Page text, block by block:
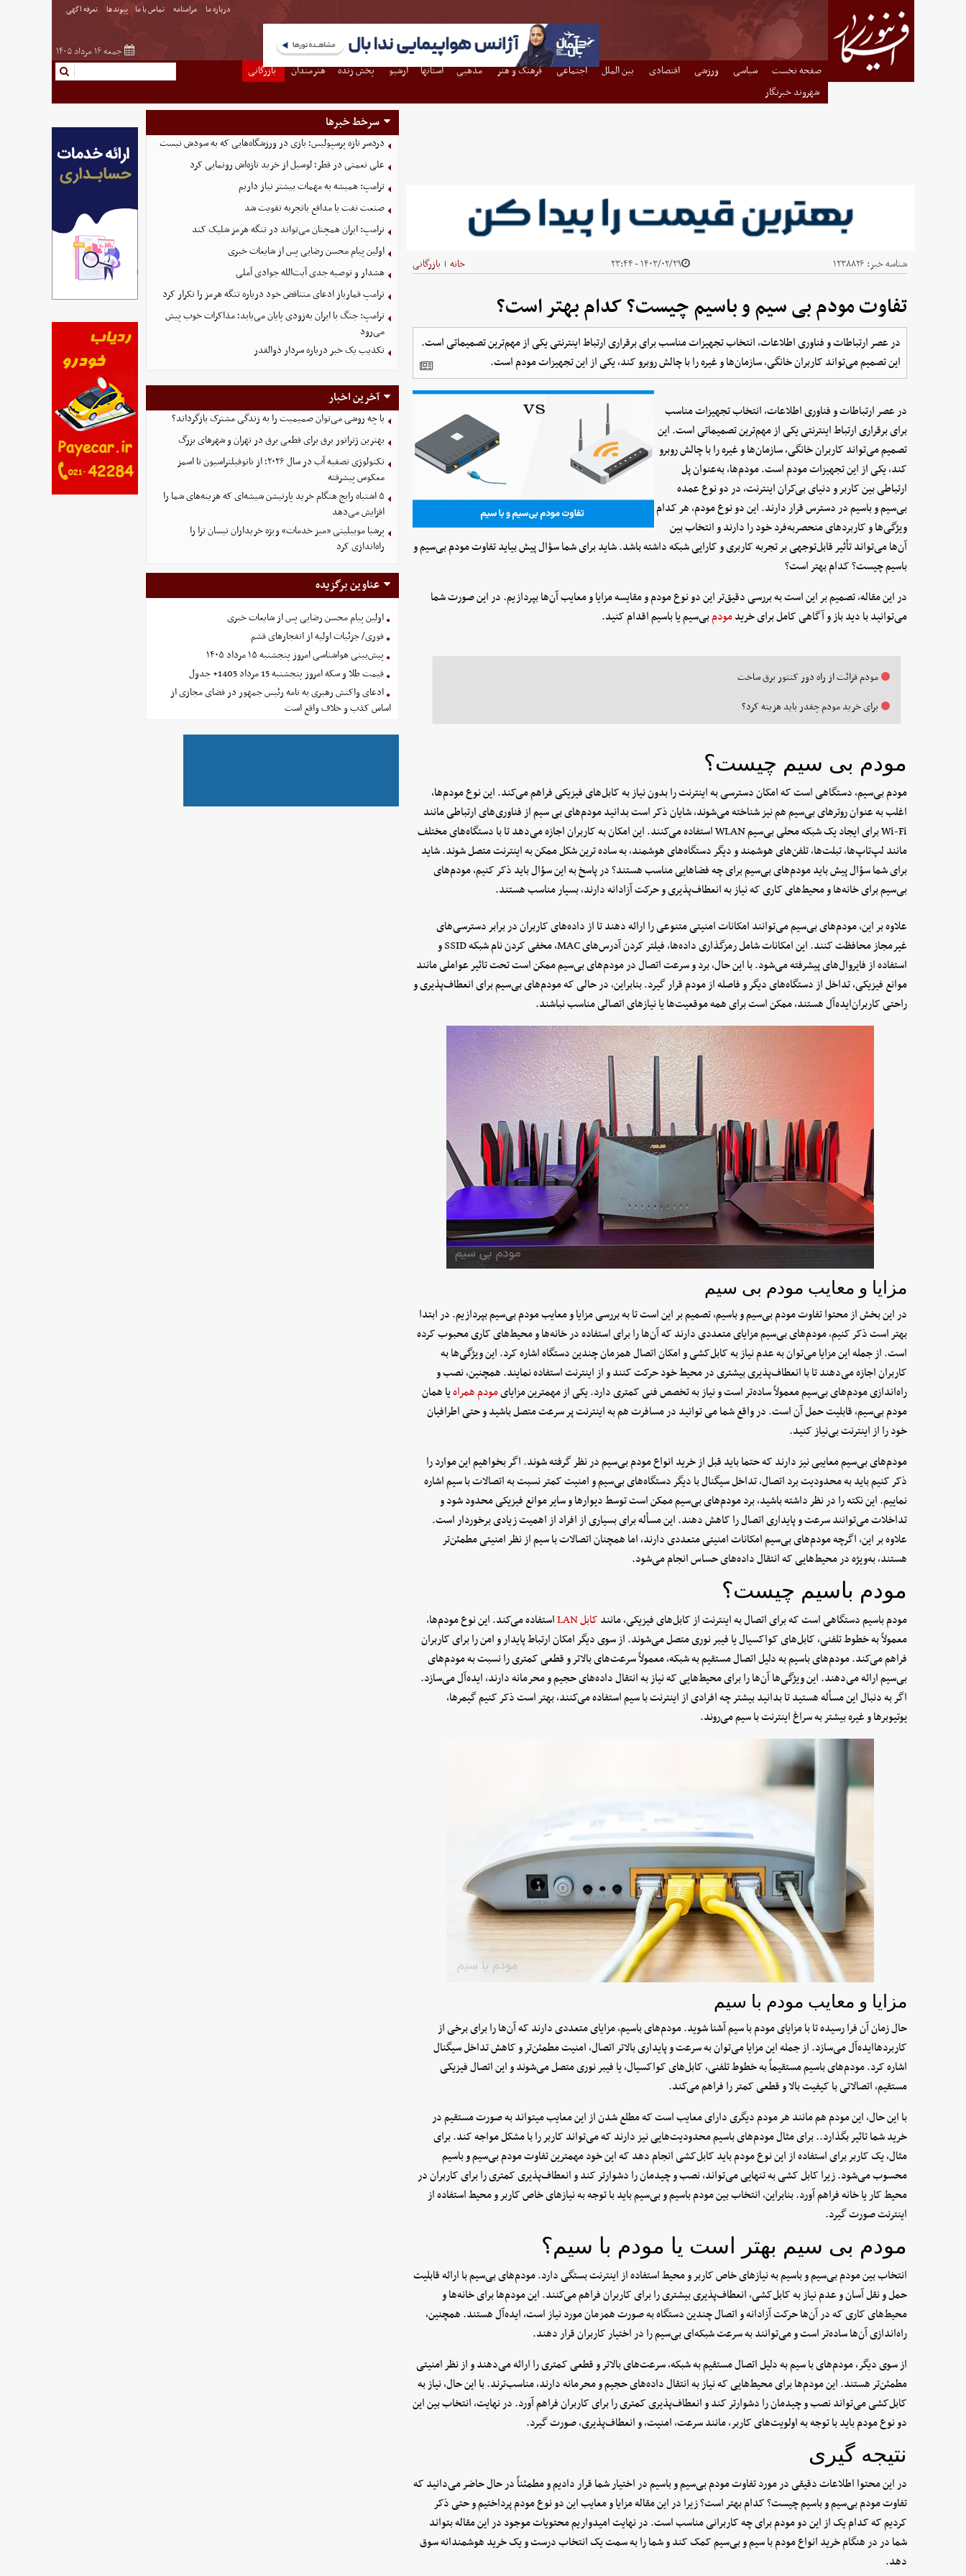
درباره ما مرامنامه تماس با ما پیوندها تعرفه اگهی
جمعه ۱۶ مرداد ۱۴۰۵
صفحه نخست سیاسی ورزشی اقتصادی بین الملل اجتماعی فرهنگ و هنر مذهبی استانها آرشیو پخش زنده هنرمندان
بازرگانی
شهروند خبرنگار
شناسه خبر: ۱۲۳۸۸۲۶ ۱۴۰۳/۰۲/۲۹ - ۲۳:۴۴ خانه | بازرگانی
تفاوت مودم بی سیم و باسیم چیست؟ کدام بهتر است؟
در عصر ارتباطات و فناوری اطلاعات، انتخاب تجهیزات مناسب برای برقراری ارتباط اینترنتی یکی از مهم‌ترین تصمیماتی است.
این تصمیم می‌تواند کاربران خانگی، سازمان‌ها و غیره را با چالش روبرو کند، یکی از این تجهیزات مودم است.
در عصر ارتباطات و فناوری اطلاعات، انتخاب تجهیزات مناسب
برای برقراری ارتباط اینترنتی یکی از مهم‌ترین تصمیماتی است. این
تصمیم می‌تواند کاربران خانگی، سازمان‌ها و غیره را با چالش روبرو
کند، یکی از این تجهیزات مودم است. مودم‌ها، به‌عنوان پل
ارتباطی بین کاربر و دنیای بی‌کران اینترنت، در دو نوع عمده
بی‌سیم و باسیم در دسترس قرار دارند. این دو نوع مودم، هر کدام
ویژگی‌ها و کاربرد‌های منحصربه‌فرد خود را دارند و انتخاب بین
آن‌ها می‌تواند تأثیر قابل‌توجهی بر تجربه کاربری و کارایی شبکه داشته باشد. شاید برای شما سؤال پیش بیاید تفاوت مودم بی‌سیم و
باسیم چیست؟ کدام بهتر است؟
در این مقاله، تصمیم بر این است به بررسی دقیق‌تر این دو نوع مودم و مقایسه مزایا و معایب آن‌ها بپردازیم. در این صورت شما
می‌توانید با دید باز و آگاهی کامل برای خریدمودمبی‌سیم یا باسیم اقدام کنید.
مودم قرائت از راه دور کنتور برق ساخت
برای خرید مودم چقدر باید هزینه کرد؟
مودم بی سیم چیست؟
مودم بی‌سیم، دستگاهی است که امکان دسترسی به اینترنت را بدون نیاز به کابل‌های فیزیکی فراهم می‌کند. این نوع مودم‌ها،
اغلب به عنوان روتر‌های بی‌سیم هم نیز شناخته می‌شوند، شایان ذکر است بدانید مودم‌های بی سیم از فناوری‌های ارتباطی مانند
Wi-Fi برای ایجاد یک شبکه محلی بی‌سیم WLAN استفاده می‌کنند. این امکان به کاربران اجازه می‌دهد تا با دستگاه‌های مختلف
مانند لپ‌تاپ‌ها، تبلت‌ها، تلفن‌های هوشمند و دیگر دستگاه‌های هوشمند، به ساده ترین شکل ممکن به اینترنت متصل شوند. شاید
برای شما سؤال پیش باید مودم‌های بی‌سیم برای چه فضا‌هایی مناسب هستند؟ در پاسخ به این سؤال باید ذکر کنیم، مودم‌های
بی‌سیم برای خانه‌ها و محیط‌های کاری که نیاز به انعطاف‌پذیری و حرکت آزادانه دارند، بسیار مناسب هستند.
علاوه بر این، مودم‌های بی‌سیم می‌توانند امکانات امنیتی متنوعی را ارائه دهند تا از داده‌های کاربران در برابر دسترسی‌های
غیرمجاز محافظت کنند. این امکانات شامل رمزگذاری داده‌ها، فیلتر کردن آدرس‌های MAC، مخفی کردن نام شبکه SSID و
استفاده از فایروال‌های پیشرفته می‌شود. با این حال، برد و سرعت اتصال در مودم‌های بی‌سیم ممکن است تحت تاثیر عواملی مانند
موانع فیزیکی، تداخل از دستگاه‌های دیگر و فاصله از مودم قرار گیرد. بنابراین، در حالی که مودم‌های بی‌سیم برای انعطاف‌پذیری و
راحتی کاربران‌ایده‌آل هستند، ممکن است برای همه موقعیت‌ها یا نیاز‌های اتصالی مناسب نباشند.
مزایا و معایب مودم بی سیم
در این بخش از محتوا تفاوت مودم بی‌سیم و باسیم، تصمیم بر این است تا به بررسی مزایا و معایب مودم بی‌سیم بپردازیم. در ابتدا
بهتر است ذکر کنیم، مودم‌های بی‌سیم مزایای متعددی دارند که آن‌ها را برای استفاده در خانه‌ها و محیط‌های کاری محبوب کرده
است. از جمله این مزایا می‌توان به عدم نیاز به کابل‌کشی و امکان اتصال همزمان چندین دستگاه اشاره کرد. این ویژگی‌ها به
کاربران اجازه می‌دهند تا با انعطاف‌پذیری بیشتری در محیط خود حرکت کنند و از اینترنت استفاده نمایند. همچنین، نصب و
راه‌اندازی مودم‌های بی‌سیم معمولاً ساده‌تر است و نیاز به تخصص فنی کمتری دارد. یکی از مهمترین مزایایمودم همراهیا همان
مودم بی‌سیم، قابلیت حمل آن است. در واقع شما می توانید در مسافرت هم به اینترنت پر سرعت متصل باشید و حتی اطرافیان
خود را از اینترنت بی‌نیاز کنید.
مودم‌های بی‌سیم معایبی نیز دارند که حتما باید قبل از خرید انواع مودم بی‌سیم در نظر گرفته شوند. اگر بخواهیم این موارد را
ذکر کنیم باید به محدودیت برد اتصال، تداخل سیگنال با دیگر دستگاه‌های بی‌سیم و امنیت کمتر نسبت به اتصالات با سیم اشاره
نماییم. این نکته را در نظر داشته باشید، برد مودم‌های بی‌سیم ممکن است توسط دیوار‌ها و سایر موانع فیزیکی محدود شود و
تداخلات می‌توانند سرعت و پایداری اتصال را کاهش دهند. این مسأله برای بسیاری از افراد از اهمیت زیادی برخوردار است.
علاوه بر این، اگرچه مودم‌های بی‌سیم امکانات امنیتی متعددی دارند، اما همچنان اتصالات با سیم از نظر امنیتی مطمئن‌تر
هستند، به‌ویژه در محیط‌هایی که انتقال داده‌های حساس انجام می‌شود.
مودم باسیم چیست؟
مودم باسیم دستگاهی است که برای اتصال به اینترنت از کابل‌های فیزیکی، مانندکابل LAN
استفاده می‌کند. این نوع مودم‌ها،
معمولاً به خطوط تلفنی، کابل‌های کواکسیال یا فیبر نوری متصل می‌شوند. از سوی دیگر امکان ارتباط پایدار و امن را برای کاربران
فراهم می‌کند. مودم‌های باسیم به دلیل اتصال مستقیم به شبکه، معمولاً سرعت‌های بالاتر و قطعی کمتری را نسبت به مودم‌های
بی‌سیم ارائه می‌دهند. این ویژگی‌ها آن‌ها را برای محیط‌هایی که نیاز به انتقال داده‌های حجیم و محرمانه دارند، ‌ایده‌آل می‌سازد.
اگر به دنبال این مسأله هستید تا بدانید بیشتر چه افرادی از اینترنت با سیم استفاده می‌کنند، بهتر است ذکر کنیم گیمر‌ها،
یوتیوبر‌ها و غیره بیشتر به سراغ اینترنت با سیم ‌می‌روند.
مزایا و معایب مودم با سیم
حال زمان آن فرا رسیده تا با مزایای مودم با سیم آشنا شوید. مودم‌های باسیم، مزایای متعددی دارند که آن‌ها را برای برخی از
کاربردها‌ایده‌آل می‌سازد. از جمله این مزایا می‌توان به سرعت و پایداری بالاتر اتصال، امنیت مطمئن‌تر و کاهش تداخل سیگنال
اشاره کرد. مودم‌های باسیم مستقیماً به خطوط تلفنی، کابل‌های کواکسیال، یا فیبر نوری متصل می‌شوند و این اتصال فیزیکی
مستقیم، اتصالاتی با کیفیت بالا و قطعی کمتر را فراهم می‌کند.
با این حال، این مودم هم مانند هر مودم دیگری دارای معایب است که مطلع شدن از این معایب میتواند به صورت مستقیم در
خرید شما تاثیر بگذارد.. برای مثال مودم‌های باسیم محدودیت‌هایی نیز دارند که می‌تواند کاربر را با مشکل مواجه کند. برای
مثال، یک کاربر برای استفاده از این نوع مودم باید کابل‌کشی انجام دهد که این خود مهمترین تفاوت مودم بی‌سیم و باسیم
محسوب می‌شود. زیرا کابل کشی به تنهایی می‌تواند، نصب و چیدمان را دشوارتر کند و انعطاف‌پذیری کمتری را برای کاربران در
محیط کار یا خانه فراهم آورد. بنابراین، انتخاب بین مودم باسیم و بی‌سیم باید با توجه به نیاز‌های خاص کاربر و محیط استفاده از
اینترنت صورت گیرد.
مودم بی سیم بهتر است یا مودم با سیم؟
انتخاب بین مودم بی‌سیم و باسیم به نیاز‌های خاص کاربر و محیط استفاده از اینترنت بستگی دارد. مودم‌های بی‌سیم با ارائه قابلیت
حمل و نقل آسان و عدم نیاز به کابل‌کشی، انعطاف‌پذیری بیشتری را برای کاربران فراهم می‌کنند. این مودم‌ها برای خانه‌ها و
محیط‌های کاری که در آن‌ها حرکت آزادانه و اتصال چندین دستگاه به صورت همزمان مورد نیاز است، ‌ایده‌آل هستند. همچنین،
راه‌اندازی آن‌ها ساده‌تر است و می‌توانند به سرعت شبکه‌ای بی‌سیم را در اختیار کاربران قرار دهند.
از سوی دیگر، مودم‌های با سیم به دلیل اتصال مستقیم به شبکه، سرعت‌های بالاتر و قطعی کمتری را ارائه می‌دهند و از نظر امنیتی
مطمئن‌تر هستند. این مودم‌ها برای محیط‌هایی که نیاز به انتقال داده‌های حجیم و محرمانه دارند، مناسب‌ترند. با این حال، نیاز به
کابل‌کشی می‌تواند نصب و چیدمان را دشوارتر کند و انعطاف‌پذیری کمتری را برای کاربران فراهم آورد. در نهایت، انتخاب بین این
دو نوع مودم باید با توجه به اولویت‌های کاربر، مانند سرعت، امنیت، و انعطاف‌پذیری، صورت گیرد.
نتیجه گیری
در این محتوا اطلاعات دقیقی در مورد تفاوت مودم بی‌سیم و باسیم در اختیار شما قرار دادیم و مطمئناً در حال حاضر می‌دانید که
تفاوت مودم بی‌سیم و باسیم چیست؟ کدام بهتر است؟ زیرا در این مقاله مزایا و معایب این دو نوع مودم پرداختیم و حتی ذکر
کردیم که کدام یک از این دو مودم برای چه کاربرانی مناسب است. در نهایت‌ امیدواریم محتویات موجود در این مقاله بتواند
شما در در هنگام خرید انواع مودم با سیم و بی‌سیم کمک کند و شما را به سمت یک انتخاب درست و یک خرید هوشمندانه سوق
دهد.
سرخط خبرها
دردسر تازه پرسپولیس؛ بازی در ورزشگاه‌هایی که به سودش نیست
علی نعمتی در قطر؛ لوسیل از خرید تازه‌اش رونمایی کرد
ترامپ: همیشه به مهمات بیشتر نیاز داریم
صنعت نفت با مدافع باتجربه تقویت شد
ترامپ: ایران همچنان می‌تواند در تنگه هرمز شلیک کند
اولین پیام محسن رضایی پس از شایعات خبری
هشدار و توصیه جدی آیت‌الله جوادی آملی
ترامپ قمارباز ادعای متناقض خود درباره تنگه هرمز را تکرار کرد
ترامپ: جنگ با ایران به‌زودی پایان می‌یابد؛ مذاکرات خوب پیش
می‌رود
تکذیب یک خبر درباره سردار ذوالقدر
آخرین اخبار
با چه روشی می‌توان صمیمیت را به زندگی مشترک بازگرداند؟
بهترین ژنراتور برق برای قطعی برق در تهران و شهرهای بزرگ
تکنولوژی تصفیه آب در سال ۲۰۲۶؛ از نانوفیلتراسیون تا اسمز
معکوس پیشرفته
۵ اشتباه رایج هنگام خرید پارتیشن شیشه‌ای که هزینه‌های شما را
افزایش می‌دهد
پرشیا موبیلیتی «میز خدمات» ویژه خریداران نیسان ترا را
راه‌اندازی کرد
عناوین برگزیده
اولین پیام محسن رضایی پس از شایعات خبری
فوری/ جزئیات اولیه از انفجارهای قشم
پیش‌بینی هواشناسی امروز پنجشنبه ۱۵ مرداد ۱۴۰۵
قیمت طلا و سکه امروز پنجشنبه 15 مرداد 1405+ جدول
ادعای واکنش رهبری به نامه رئیس جمهور در فضای مجازی از
اساس کذب و خلاف واقع است